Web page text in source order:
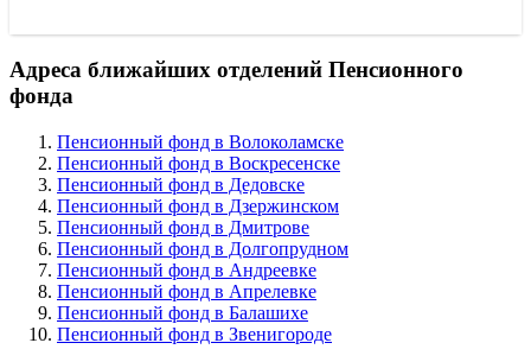
Адреса ближайших отделений Пенсионного
фонда
Пенсионный фонд в Волоколамске
Пенсионный фонд в Воскресенске
Пенсионный фонд в Дедовске
Пенсионный фонд в Дзержинском
Пенсионный фонд в Дмитрове
Пенсионный фонд в Долгопрудном
Пенсионный фонд в Андреевке
Пенсионный фонд в Апрелевке
Пенсионный фонд в Балашихе
Пенсионный фонд в Звенигороде